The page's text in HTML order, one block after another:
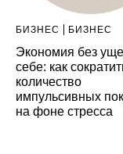
БИЗНЕС БИЗНЕС
Экономия без
себе: как
количество
импульсивных
на фоне стресса